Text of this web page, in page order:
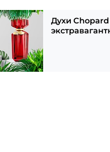
только поразительную
духа, возвышенность и
флакон становится
Парфюмерная
березы, которые, спустя
и легкого шалфея в
и чувственный
лабданума и теплой
Духи